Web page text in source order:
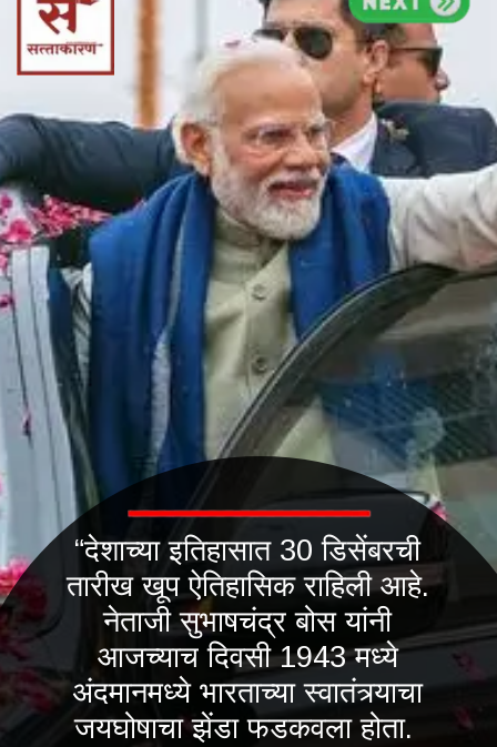
“देशाच्या इतिहासात 30 डिसेंबरची
तारीख खूप ऐतिहासिक राहिली आहे.
नेताजी सुभाषचंद्र बोस यांनी
आजच्याच दिवसी 1943 मध्ये
अंदमानमध्ये भारताच्या स्वातंत्र्याचा
जयघोषाचा झेंडा फडकवला होता.